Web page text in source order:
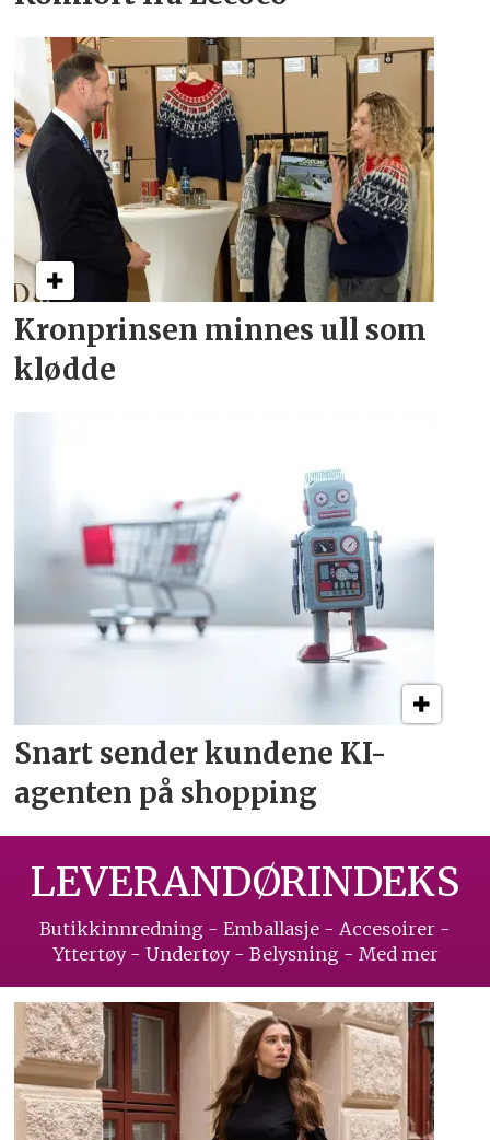
Kronprinsen minnes ull som
klødde
Snart sender kundene KI-
agenten på shopping
LEVERANDØRINDEKS
Butikkinnredning - Emballasje - Accesoirer -
Yttertøy - Undertøy - Belysning - Med mer